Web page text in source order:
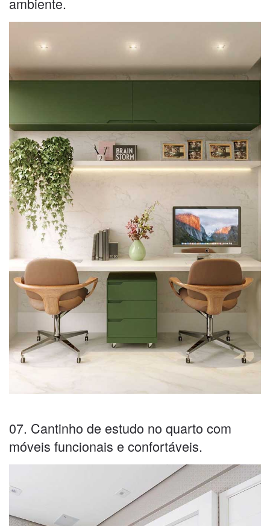
07. Cantinho de estudo no quarto com
móveis funcionais e confortáveis.